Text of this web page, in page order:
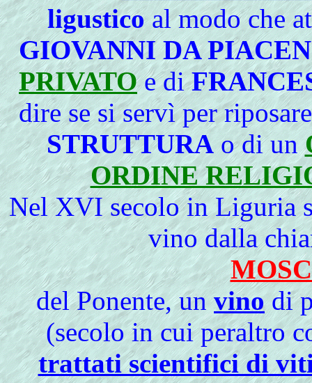
ligusticoal modo che
GIOVANNI DA
PRIVATOe di
dire se si servì per
STRUTTURAo di un
ORDINE
NelXVI secolo in Liguria
vino dalla
del Ponente, unvinodi
(secolo in cui peraltro
trattati scientifici di